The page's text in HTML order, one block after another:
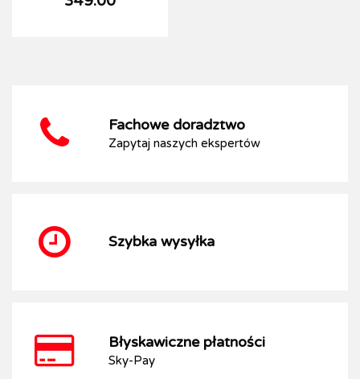
Fachowe doradztwo
Zapytaj naszych ekspertów
Szybka wysyłka
Błyskawiczne płatności
Sky-Pay